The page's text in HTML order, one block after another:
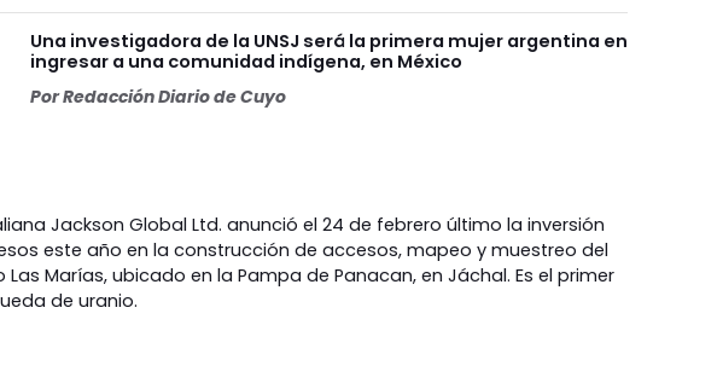
Una investigadora de la UNSJ será la primera mujer argentina en
ingresar a una comunidad indígena, en México
PorRedacción Diario de Cuyo
Jackson Global Ltd. anunció el 24 de febrero último la inversión
este año en la construcción de accesos, mapeo y muestreo del
Marías, ubicado en la Pampa de Panacan, en Jáchal. Es el primer
de uranio.